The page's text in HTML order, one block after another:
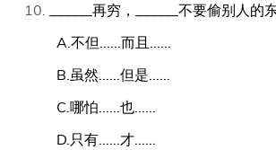
______再穷，______不要偷别人的
A.不但......而且......
B.虽然......但是......
C.哪怕......也......
D.只有......才......